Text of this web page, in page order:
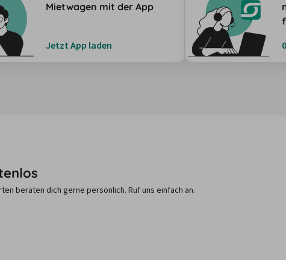
Mietwagen mit der App
Jetzt App laden
beraten dich gerne persönlich. Ruf uns einfach an.